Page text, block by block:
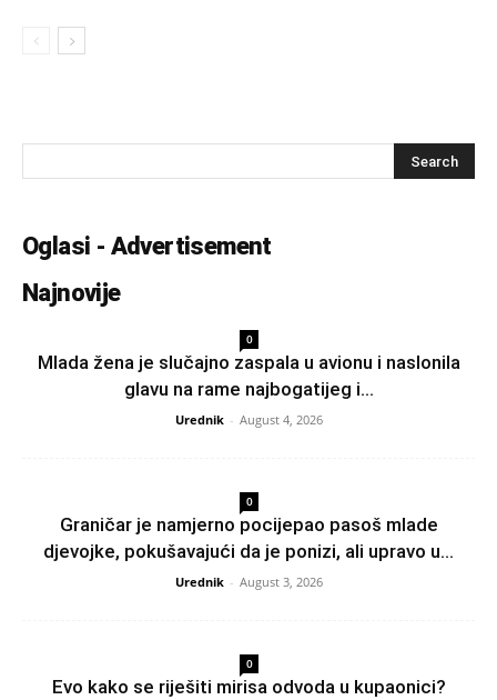
Oglasi - Advertisement
Najnovije
0
Mlada žena je slučajno zaspala u avionu i naslonila
glavu na rame najbogatijeg i...
Urednik - August 4, 2026
0
Graničar je namjerno pocijepao pasoš mlade
djevojke, pokušavajući da je ponizi, ali upravo u...
Urednik - August 3, 2026
0
Evo kako se riješiti mirisa odvoda u kupaonici?